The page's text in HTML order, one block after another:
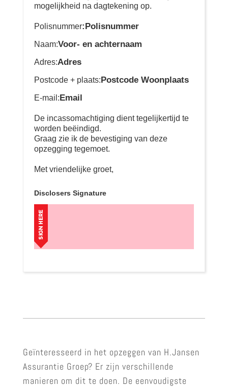
mogelijkheid na dagtekening op.
Polisnummer:Polisnummer
Naam:Voor- en achternaam
Adres:Adres
Postcode + plaats:Postcode Woonplaats
E-mail:Email
De incassomachtiging dient tegelijkertijd te
worden beëindigd.
Graag zie ik de bevestiging van deze
opzegging tegemoet.
Met vriendelijke groet,
Disclosers Signature
Geïnteresseerd in het opzeggen van H.Jansen
Assurantie Groep? Er zijn verschillende
manieren om dit te doen. De eenvoudigste